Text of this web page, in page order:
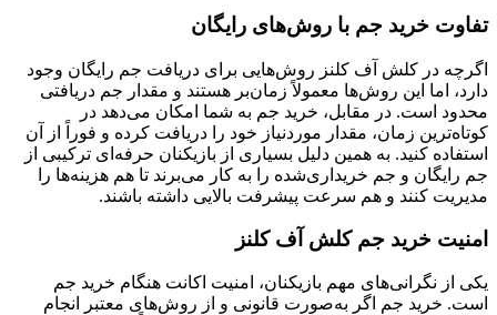
تفاوت خرید جم با روش‌های رایگان
اگرچه در کلش آف کلنز روش‌هایی برای دریافت جم رایگان وجود
دارد، اما این روش‌ها معمولاً زمان‌بر هستند و مقدار جم دریافتی
محدود است. در مقابل، خرید جم به شما امکان می‌دهد در
کوتاه‌ترین زمان، مقدار موردنیاز خود را دریافت کرده و فوراً از آن
استفاده کنید. به همین دلیل بسیاری از بازیکنان حرفه‌ای ترکیبی از
جم رایگان و جم خریداری‌شده را به کار می‌برند تا هم هزینه‌ها را
مدیریت کنند و هم سرعت پیشرفت بالایی داشته باشند.
امنیت خرید جم کلش آف کلنز
یکی از نگرانی‌های مهم بازیکنان، امنیت اکانت هنگام خرید جم
است. خرید جم اگر به‌صورت قانونی و از روش‌های معتبر انجام